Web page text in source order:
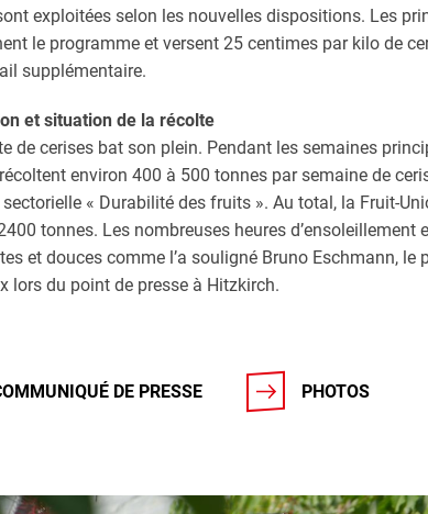
exploitées selon les nouvelles dispositions. Les
le programme et versent 25 centimes par kilo de
supplémentaire.
et situation de la récolte
de cerises bat son plein. Pendant les semaines
environ 400 à 500 tonnes par semaine de
« Durabilité des fruits ». Au total, la Fruit-
tonnes. Les nombreuses heures
et douces comme l’a souligné Bruno Eschmann,
lors du point de presse à Hitzkirch.
DE PRESSE PHOTOS